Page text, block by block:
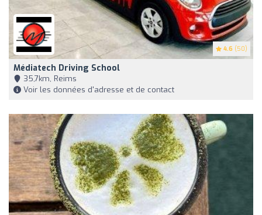
4.6 (50)
Médiatech Driving School
35,7km, Reims
Voir les données d'adresse et de contact